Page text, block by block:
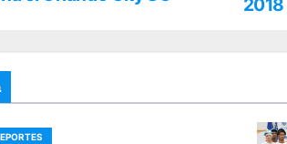
2018